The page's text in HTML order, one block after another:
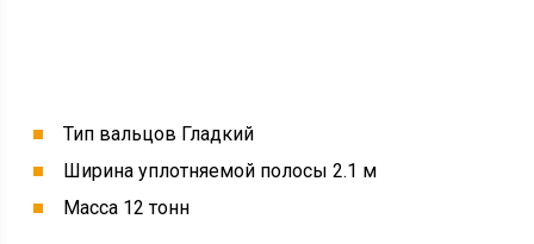
Тип вальцов Гладкий
Ширина уплотняемой полосы 2.1 м
Масса 12 тонн